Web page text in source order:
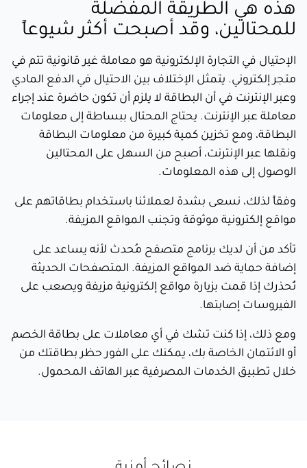
هذه هي الطريقة المفضلة
للمحتالين، وقد أصبحت أكثر شيوعاً
الإحتيال في التجارة الإلكترونية هو معاملة غير قانونية تتم في
متجر إلكتروني. يتمثل الإختلاف بين الاحتيال في الدفع المادي
وعبر الإنترنت في أن البطاقة لا يلزم أن تكون حاضرة عند إجراء
معاملة عبر الإنترنت. يحتاج المحتال ببساطة إلى معلومات
البطاقة، ومع تخزين كمية كبيرة من معلومات البطاقة
ونقلها عبر الإنترنت، أصبح من السهل على المحتالين
الوصول إلى هذه المعلومات.
وفقاً لذلك، نسعى بشدة لعملائنا باستخدام بطاقاتهم على
مواقع إلكترونية موثوقة وتجنب المواقع المزيفة.
تأكد من أن لديك برنامج متصفح مُحدث لأنه يساعد على
إضافة حماية ضد المواقع المزيفة. المتصفحات الحديثة
تُحذرك إذا قمت بزيارة مواقع إلكترونية مزيفة ويصعب على
الفيروسات إصابتها.
ومع ذلك، إذا كنت تشك في أي معاملات على بطاقة الخصم
أو الائتمان الخاصة بك، يمكنك على الفور حظر بطاقتك من
خلال تطبيق الخدمات المصرفية عبر الهاتف المحمول.